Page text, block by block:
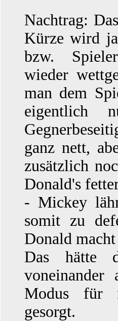
Nachtrag:
Kürze wird
bzw.
wieder
man dem
eigentlich
ganz nett,
zusätzlich
Donald's
- Mickey
somit zu
Donald
Das hätte
voneinander
Modus für
gesorgt.